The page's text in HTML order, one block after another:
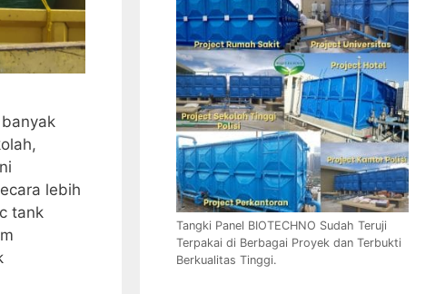
lebih
tank
Tangki Panel BIOTECHNO Sudah Teruji
Terpakai di Berbagai Proyek dan Terbukti
Berkualitas Tinggi.